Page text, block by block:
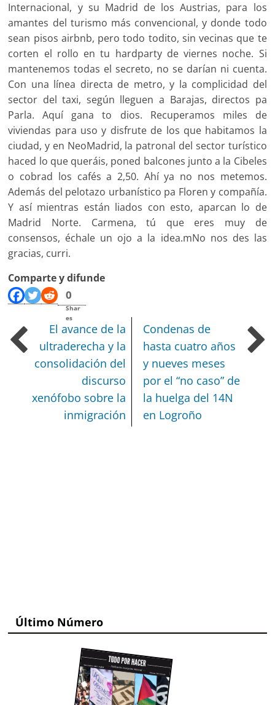
Internacional, y su Madrid de los Austrias, para los
amantes del turismo más convencional, y donde todo
sean pisos airbnb, pero todo todito, sin vecinas que te
corten el rollo en tu hardparty de viernes noche. Si
mantenemos todas el secreto, no se darían ni cuenta.
Con una línea directa de metro, y la complicidad del
sector del taxi, según lleguen a Barajas, directos pa
Parla. Aquí gana to dios. Recuperamos miles de
viviendas para uso y disfrute de los que habitamos la
ciudad, y en NeoMadrid, la patronal del sector turístico
haced lo que queráis, poned balcones junto a la Cibeles
o cobrad los cafés a 2,50. Ahí ya no nos metemos.
Además del pelotazo urbanístico pa Floren y compañía.
Y así mientras están liados con esto, aparcan lo de
Madrid Norte. Carmena, tú que eres muy de
consensos, échale un ojo a la idea.mNo nos des las
gracias, curri.
Comparte y difunde
0
Shar
es
El avance de la
ultraderecha y la
consolidación del
discurso
xenófobo sobre la
inmigración
Condenas de
hasta cuatro años
y nueves meses
por el “no caso” de
la huelga del 14N
en Logroño
Último Número